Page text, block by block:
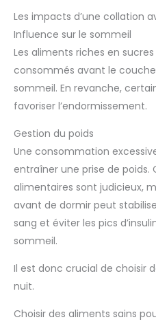
Les impacts d’une collation
Influence sur le sommeil
Les aliments riches en
consommés avant le
sommeil. En revanche,
favoriser l’endormissement.
Gestion du poids
Une consommation
entraîner une prise de poids.
alimentaires sont judicieux,
avant de dormir peut
sang et éviter les pics
sommeil.
Il est donc crucial de choisir
nuit.
Choisir des aliments sains